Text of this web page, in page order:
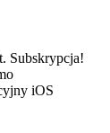
Subskrypcja!
iOS